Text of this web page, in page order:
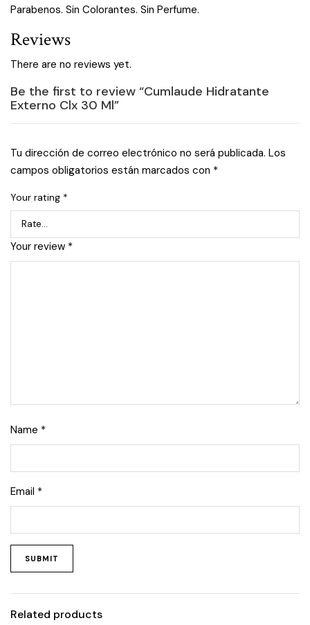
Parabenos. Sin Colorantes. Sin Perfume.
Reviews
There are no reviews yet.
Be the first to review “Cumlaude Hidratante
Externo Clx 30 Ml”
Tu dirección de correo electrónico no será publicada. Los
campos obligatorios están marcados con *
Your rating *
Your review *
Name *
Email *
Related products